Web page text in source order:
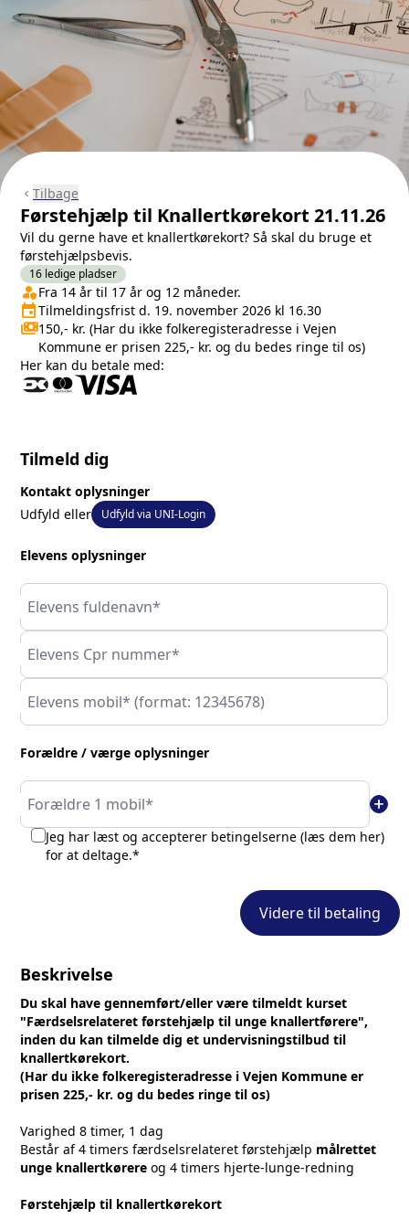
chevron_left Tilbage
Førstehjælp til Knallertkørekort 21.11.26
Vil du gerne have et knallertkørekort? Så skal du bruge et
førstehjælpsbevis.
16 ledige pladser
Klasse/Aldersbegrænsning
person_shieldFra 14 år til 17 år og 12 måneder.
Tilmeldingsfrist
eventTilmeldingsfrist d. 19. november 2026 kl 16.30
Pris
payments150,- kr. (Har du ikke folkeregisteradresse i Vejen
Kommune er prisen 225,- kr. og du bedes ringe til os)
Her kan du betale med:
Tilmeld dig
Kontakt oplysninger
Udfyld eller
Udfyld via UNI-Login
Elevens oplysninger
Elevens fuldenavn*
Elevens Cpr nummer*
Elevens mobil* (format: 12345678)
Forældre / værge oplysninger
Forældre 1 mobil* add
Jeg har læst og accepterer betingelserne (læs dem her)
for at deltage.*
Videre til betaling
Beskrivelse
Du skal have gennemført/eller være tilmeldt kurset
"Færdselsrelateret førstehjælp til unge knallertførere",
inden du kan tilmelde dig et undervisningstilbud til
knallertkørekort.
(Har du ikke folkeregisteradresse i Vejen Kommune er
prisen 225,- kr. og du bedes ringe til os)
Varighed 8 timer, 1 dag
Består af 4 timers færdselsrelateret førstehjælp målrettet
unge knallertkørere og 4 timers hjerte-lunge-redning
Førstehjælp til knallertkørekort